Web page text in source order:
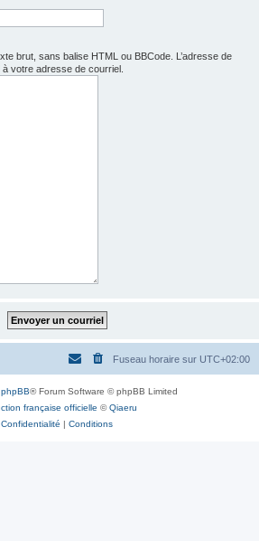
brut, sans balise HTML ou BBCode. L’adresse de
votre adresse de courriel.
Fuseau horaire sur UTC+02:00
phpBB® Forum Software © phpBB Limited
française officielle ©Qiaeru
Confidentialité | Conditions